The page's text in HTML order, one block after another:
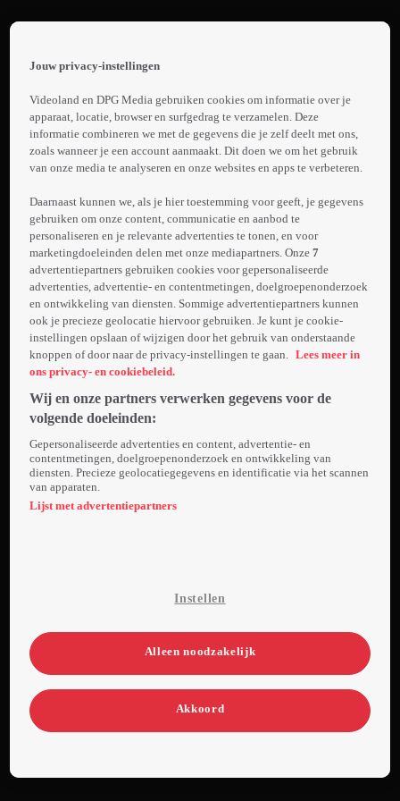
page
Narrow
Road
To The
Deep
North
1.
Trailer:
The
Road
To The
Deep
North
S1
Jouw privacy-instellingen
Videoland en DPG Media gebruiken cookies om informatie over je
apparaat, locatie, browser en surfgedrag te verzamelen. Deze
informatie combineren we met de gegevens die je zelf deelt met ons,
zoals wanneer je een account aanmaakt. Dit doen we om het gebruik
van onze media te analyseren en onze websites en apps te verbeteren.
Daarnaast kunnen we, als je hier toestemming voor geeft, je gegevens
gebruiken om onze content, communicatie en aanbod te
personaliseren en je relevante advertenties te tonen, en voor
marketingdoeleinden delen met onze mediapartners. Onze7
advertentiepartners gebruiken cookies voor gepersonaliseerde
advertenties, advertentie- en contentmetingen, doelgroepenonderzoek
en ontwikkeling van diensten. Sommige advertentiepartners kunnen
ook je precieze geolocatie hiervoor gebruiken. Je kunt je cookie-
instellingen opslaan of wijzigen door het gebruik van onderstaande
knoppen of door naar de privacy-instellingen te gaan. Lees meer in
ons privacy- en cookiebeleid.
Wij en onze partners verwerken gegevens voor de
volgende doeleinden:
Gepersonaliseerde advertenties en content, advertentie- en
contentmetingen, doelgroepenonderzoek en ontwikkeling van
diensten. Precieze geolocatiegegevens en identificatie via het scannen
van apparaten.
Lijst met advertentiepartners
Instellen
Alleen noodzakelijk
Akkoord